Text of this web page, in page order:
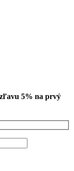
zľavu 5% na prvý